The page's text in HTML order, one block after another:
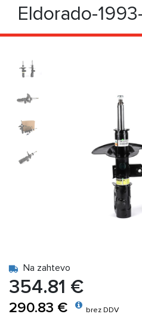
Eldorado-
Na zahtevo
354.81 €
290.83 € brez DDV